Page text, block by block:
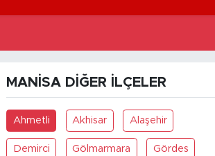
MANISA DIĞER İLÇELER
Ahmetli Akhisar Alaşehir
Demirci Gölmarmara Gördes